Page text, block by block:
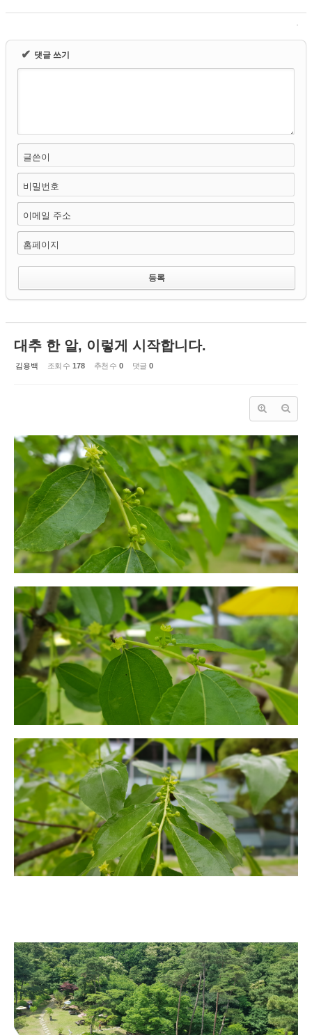
✔ 댓글 쓰기
글쓴이
비밀번호
이메일 주소
홈페이지
대추 한 알, 이렇게 시작합니다.
김용백 조회 수 178 추천 수 0 댓글 0